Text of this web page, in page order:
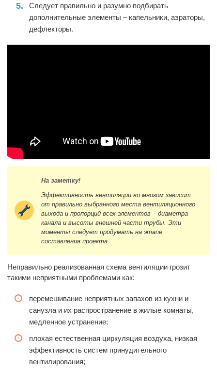
Следует правильно и разумно подбирать
дополнительные элементы – капельники, аэраторы,
дефлекторы.
На заметку!
Эффективность вентиляции во многом зависит
от правильно выбранного места вентиляционного
выхода и пропорций всех элементов – диаметра
канала и высоты внешней части трубы. Эти
моменты следует продумать на этапе
составления проекта.
Неправильно реализованная схема вентиляции грозит
такими неприятными проблемами как:
перемешивание неприятных запахов из кухни и
санузла и их распространение в жилые комнаты,
медленное устранение;
плохая естественная циркуляция воздуха, низкая
эффективность систем принудительного
вентилирования;